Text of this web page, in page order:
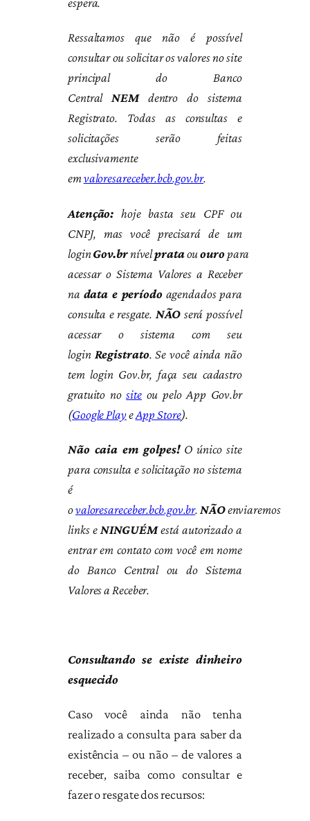
Ressaltamos que não é possível
consultar ou solicitar os valores no site
principal do Banco
CentralNEMdentro do sistema
Registrato. Todas as consultas e
solicitações serão feitas
exclusivamente
emvaloresareceber.bcb.gov.br.
Atenção: hoje basta seu CPF ou
CNPJ, mas você precisará de um
loginGov.brnívelprataououropara
acessar o Sistema Valores a Receber
na data e período agendados para
consulta e resgate. NÃO será possível
acessar o sistema com seu
login Registrato. Se você ainda não
tem login Gov.br, faça seu cadastro
gratuito nositeou pelo App Gov.br
(Google PlayeApp Store).
Não caia em golpes!O único site
para consulta e solicitação no sistema
é
ovaloresareceber.bcb.gov.br. NÃOenviaremos
links e NINGUÉMestá autorizado a
entrar em contato com você em nome
do Banco Central ou do Sistema
Valores a Receber.
Consultando se existe dinheiro
esquecido
Caso você ainda não tenha
realizado a consulta para saber da
existência – ou não – de valores a
receber, saiba como consultar e
fazer o resgate dos recursos: